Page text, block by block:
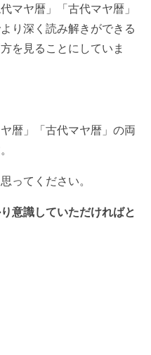
マヤ暦」「古代マヤ暦」
り深く読み解きができる
を見ることにしていま
暦」「古代マヤ暦」の両
ってください。
意識していただければと